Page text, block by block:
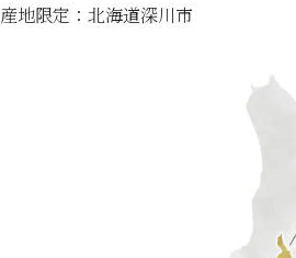
産地限定：北海道深川市